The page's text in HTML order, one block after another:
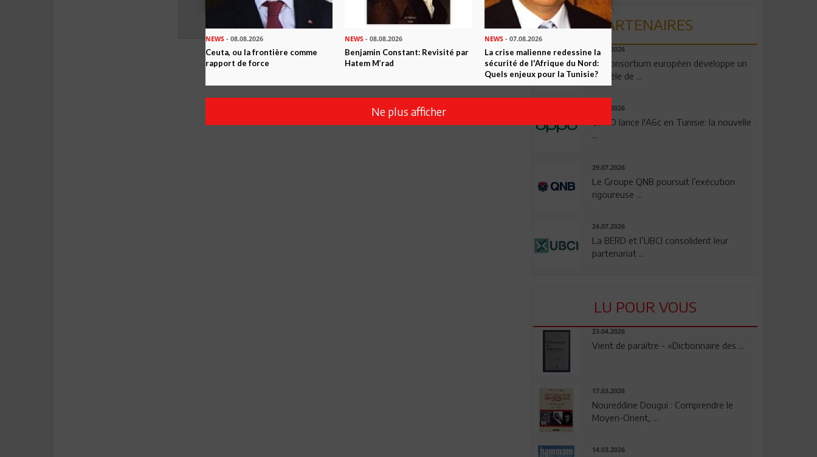
Envoyer
PARTENAIRES
06.08.2026
Un consortium européen développe un
modèle de ...
04.08.2026
OPPO lance l'A6c en Tunisie: la nouvelle
...
29.07.2026
Le Groupe QNB poursuit l’exécution
rigoureuse ...
24.07.2026
La BERD et l’UBCI consolident leur
partenariat ...
LU POUR VOUS
23.04.2026
Vient de paraître - «Dictionnaire des ...
17.03.2026
Noureddine Dougui : Comprendre le
Moyen-Orient, ...
14.03.2026
NEWS - 08.08.2026
Ceuta, ou la frontière comme
rapport de force
NEWS - 08.08.2026
Benjamin Constant: Revisité par
Hatem M’rad
NEWS- 07.08.2026
La crise malienne redessine la
sécurité de l'Afrique du Nord:
Quels enjeux pour la Tunisie?
Ne plus afficher